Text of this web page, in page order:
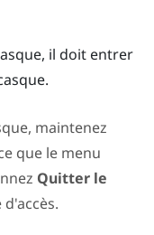
il doit entrer
maintenez
que le menu
Quitter le